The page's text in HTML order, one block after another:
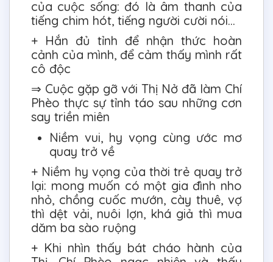
của cuộc sống: đó là âm thanh của
tiếng chim hót, tiếng người cười nói…
+ Hắn đủ tỉnh để nhận thức hoàn
cảnh của mình, để cảm thấy mình rất
cô độc
⇒ Cuộc gặp gỡ với Thị Nở đã làm Chí
Phèo thực sự tỉnh táo sau những cơn
say triền miên
Niềm vui, hy vọng cùng ước mơ
quay trở về
+ Niềm hy vọng của thời trẻ quay trở
lại: mong muốn có một gia đình nho
nhỏ, chồng cuốc mướn, cày thuê, vợ
thì dệt vải, nuôi lợn, khá giả thì mua
dăm ba sào ruộng
+ Khi nhìn thấy bát cháo hành của